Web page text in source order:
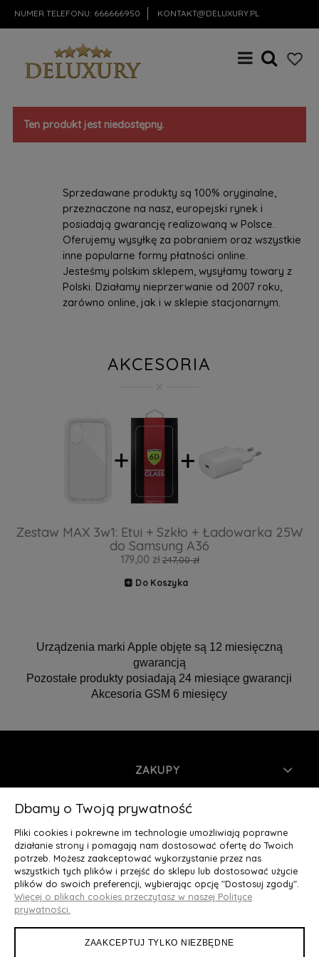
NUMER TELEFONU: 666666950 KONTAKT@DELUXURY.PL
Ten produkt jest niedostępny.
Sprzedawane produkty są 100% oryginalne,
przeznaczone na nasz, europejski rynek i
posiadają gwarancję realizowaną w Polsce.
Oferujemy wysyłkę za pobraniem oraz wszystkie
inne popularne formy płatności online.
Jesteśmy polskim sklepem, wysyłamy towary z
Polski. Działamy nieprzerwanie od 2007 roku,
zarówno online, jak i w sklepie stacjonarnym.
AKCESORIA
Zestaw MAX 3w1: Etui + Szkło + Ładowarka 25W
do Samsung A36
179,00 zł 247,00 zł
Do Koszyka
Urządzenia marki Apple objęte są 12 miesięczną
gwarancją
Pozostałe produkty posiadają 24 miesiące gwarancji
Akcesoria GSM 6 miesięcy
ZAKUPY
INFORMACJE
MOJE KONTO
O NAS
Deluxury.pl
Dbamy o Twoją prywatność
Pliki cookies i pokrewne im technologie umożliwiają poprawne
działanie strony i pomagają nam dostosować ofertę do Twoich
potrzeb. Możesz zaakceptować wykorzystanie przez nas
wszystkich tych plików i przejść do sklepu lub dostosować użycie
plików do swoich preferencji, wybierając opcję "Dostosuj zgody".
Więcej o plikach cookies przeczytasz w naszej Polityce
prywatności.
ZAAKCEPTUJ TYLKO NIEZBĘDNE